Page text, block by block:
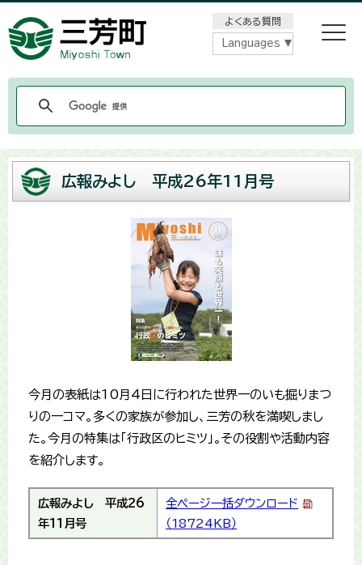
よくある質問
Languages
広報みよし 平成26年11月号
今月の表紙は10月4日に行われた世界一のいも掘りまつ
りの一コマ。多くの家族が参加し、三芳の秋を満喫しまし
た。今月の特集は「行政区のヒミツ」。その役割や活動内容
を紹介します。
広報みよし 平成26
年11月号
全ページ一括ダウンロード
（18724KB）